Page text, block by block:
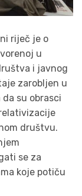
riječ je o
u
i javnog
zarobljen u
su obrasci
društvu.
se za
koje potiču